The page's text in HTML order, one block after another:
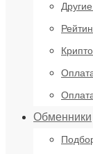
Обменники